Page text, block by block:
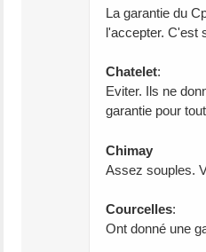
La garantie du
l'accepter. C'est
Chatelet:
Eviter. Ils ne
garantie pour
Chimay
Assez souples.
Courcelles:
Ont donné une